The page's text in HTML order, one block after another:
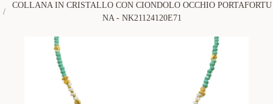
COLLANA IN CRISTALLO CON CIONDOLO OCCHIO PORTAFORTU
NA - NK21124120E71